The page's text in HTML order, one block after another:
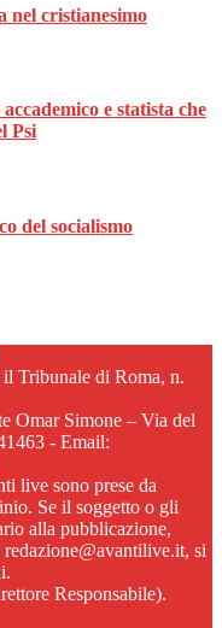
nel cristianesimo
e statista che
Psi
del socialismo
il Tribunale di Roma, n.
Omar Simone – Via del
- Email:
live sono prese da
Se il soggetto o gli
alla pubblicazione,
si
Responsabile).